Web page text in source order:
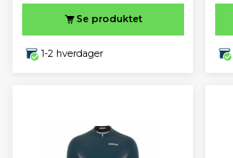
Se produktet
1-2 hverdager